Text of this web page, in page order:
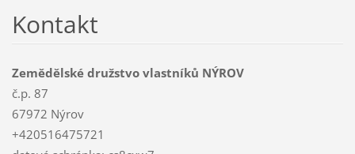
Kontakt
Zemědělské družstvo vlastníků NÝROV
č.p. 87
67972 Nýrov
+420516475721